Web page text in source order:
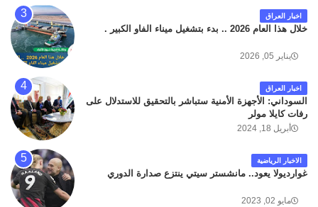
كان سبب الحادث يعود لتصادم عجلته مع عجلة نوع كيا بنكو
تابعة لشركة الهلال الماسكة لإعمار مطار البصرة الدولي .
سائلين الله عز وجل ان يتغمد الفقيد بواسع رحمته ، و انا
اخبار العراق
خلال هذا العام 2026 .. بدء بتشغيل ميناء الفاو الكبير .
يناير 05, 2026
اخبار العراق
السوداني: الأجهزة الأمنية ستباشر بالتحقيق للاستدلال على
رفات كايلا مولر
أبريل 18, 2024
الاخبار الرياضية
غوارديولا يعود.. مانشستر سيتي ينتزع صدارة الدوري
مايو 02, 2023